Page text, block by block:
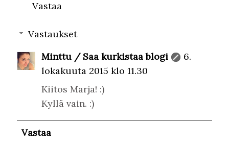
Vastaa
Vastaukset
Minttu / Saa kurkistaa blogi
6.
lokakuuta 2015 klo 11.30
Kiitos Marja! :)
Kyllä vain. :)
Vastaa